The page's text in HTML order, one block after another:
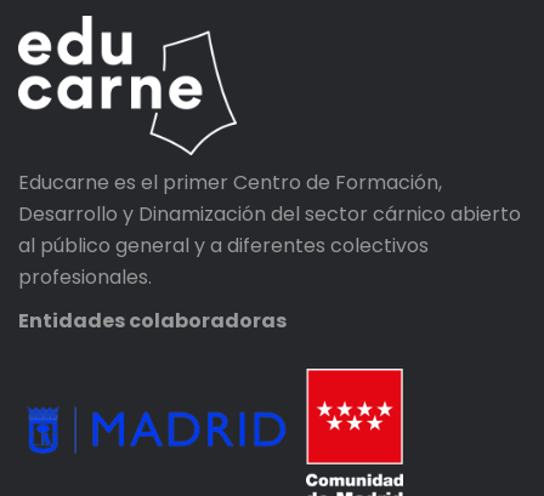
Educarne es el primer Centro de Formación,
Desarrollo y Dinamización del sector cárnico abierto
al público general y a diferentes colectivos
profesionales.
Entidades colaboradoras